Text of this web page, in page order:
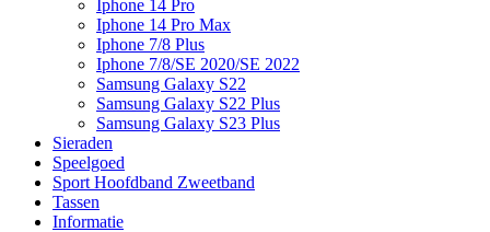
Iphone 14 Pro
Iphone 14 Pro Max
Iphone 7/8 Plus
Iphone 7/8/SE 2020/SE 2022
Samsung Galaxy S22
Samsung Galaxy S22 Plus
Samsung Galaxy S23 Plus
Sieraden
Speelgoed
Sport Hoofdband Zweetband
Tassen
Informatie